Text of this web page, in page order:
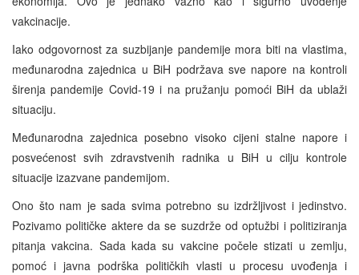
vakcinacije.
Iako odgovornost za suzbijanje pandemije mora biti na vlastima,
međunarodna zajednica u BiH podržava sve napore na kontroli
širenja pandemije Covid-19 i na pružanju pomoći BiH da ublaži
situaciju.
Međunarodna zajednica posebno visoko cijeni stalne napore i
posvećenost svih zdravstvenih radnika u BiH u cilju kontrole
situacije izazvane pandemijom.
Ono što nam je sada svima potrebno su izdržljivost i jedinstvo.
Pozivamo političke aktere da se suzdrže od optužbi i politiziranja
pitanja vakcina. Sada kada su vakcine počele stizati u zemlju,
pomoć i javna podrška političkih vlasti u procesu uvođenja i